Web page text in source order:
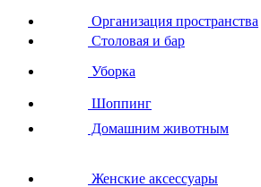
Организация пространства
Столовая и бар
Уборка
Шоппинг
Домашним животным
Женские аксессуары